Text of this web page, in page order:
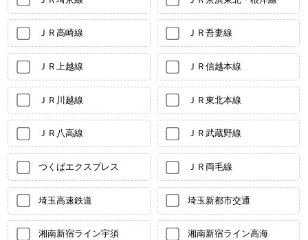
ＪＲ高崎線 ＪＲ吾妻線
ＪＲ上越線 ＪＲ信越本線
ＪＲ川越線 ＪＲ東北本線
ＪＲ八高線 ＪＲ武蔵野線
つくばエクスプレス ＪＲ両毛線
埼玉高速鉄道 埼玉新都市交通
湘南新宿ライン宇須 湘南新宿ライン高海